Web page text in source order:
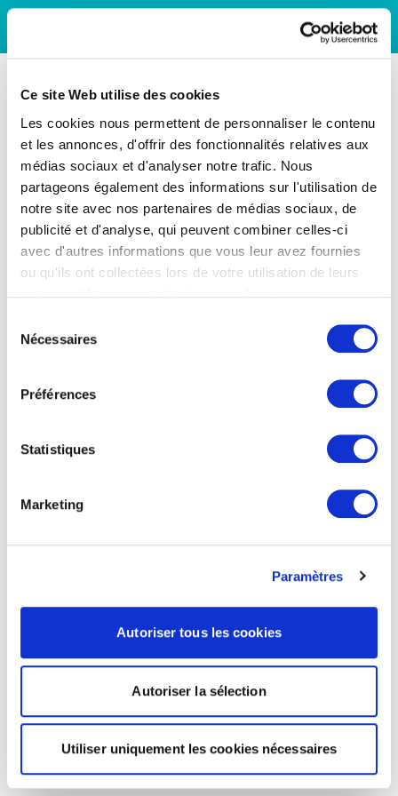
Ce site Web utilise des cookies
Les cookies nous permettent de personnaliser le contenu
et les annonces, d'offrir des fonctionnalités relatives aux
médias sociaux et d'analyser notre trafic. Nous
partageons également des informations sur l'utilisation de
notre site avec nos partenaires de médias sociaux, de
publicité et d'analyse, qui peuvent combiner celles-ci
avec d'autres informations que vous leur avez fournies
ou qu'ils ont collectées lors de votre utilisation de leurs
Nécessaires
Préférences
Statistiques
Marketing
Paramètres
Autoriser tous les cookies
Autoriser la sélection
Utiliser uniquement les cookies nécessaires